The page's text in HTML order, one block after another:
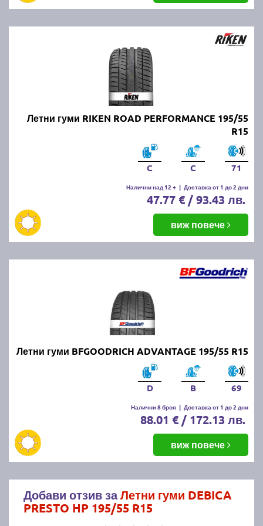
Летни гуми RIKEN ROAD PERFORMANCE 195/55
R15
C C 71
Налични над 12 + | Доставка от 1 до 2 дни
47.77 € / 93.43 лв.
виж повече
Летни гуми BFGOODRICH ADVANTAGE 195/55 R15
D B 69
Налични 8 броя | Доставка от 1 до 2 дни
88.01 € / 172.13 лв.
виж повече
Добави отзив заЛетни гуми DEBICA
PRESTO HP 195/55 R15